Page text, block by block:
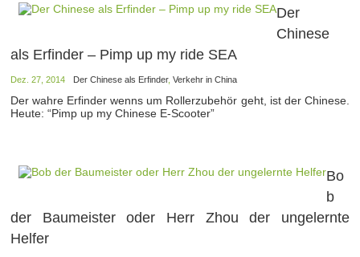
Der
Chinese
als Erfinder – Pimp up my ride SEA
Dez. 27, 2014 Der Chinese als Erfinder,Verkehr in China
Der wahre Erfinder wenns um Rollerzubehör geht, ist der Chinese.
Heute: “Pimp up my Chinese E-Scooter”
Bo
b
der Baumeister oder Herr Zhou der ungelernte
Helfer